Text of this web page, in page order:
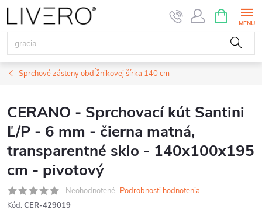
Prejsť
na
obsah
KOŠÍK
Sprchové zásteny obdĺžnikovej šírka 140 cm
CERANO - Sprchovací kút Santini
Ľ/P - 6 mm - čierna matná,
transparentné sklo - 140x100x195
cm - pivotový
Neohodnotené Podrobnosti hodnotenia
Kód: CER-429019